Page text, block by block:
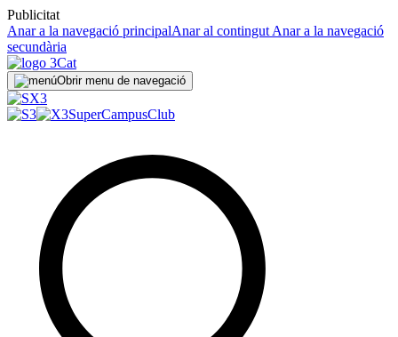
Publicitat
Anar a la navegació principalAnar al contingut Anar a la navegació
secundària
Obrir menu de navegació
SuperCampusClub